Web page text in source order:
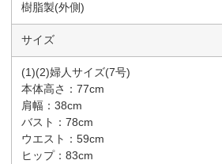
樹脂製(外側)
サイズ
(1)(2)婦人サイズ(7号)
本体高さ：77cm
肩幅：38cm
バスト：78cm
ウエスト：59cm
ヒップ：83cm